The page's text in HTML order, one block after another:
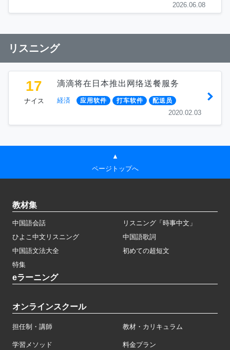
2026.06.08
リスニング
17
ナイス
滴滴将在日本推出网络送餐服务
経済 应用软件 打车软件 配送员
2020.02.03
▲
ページトップへ
教材集
中国語会話
リスニング「時事中文」
ひよこ中文リスニング
中国語歌詞
中国語文法大全
初めての超短文
特集
eラーニング
オンラインスクール
担任制・講師 教材・カリキュラム
学習メソッド 料金プラン